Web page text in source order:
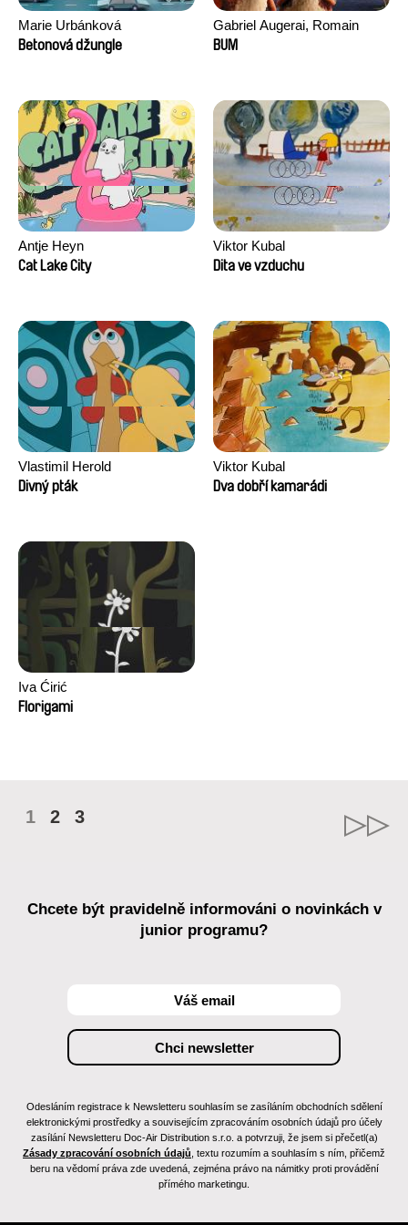
Marie Urbánková
Betonová džungle
Gabriel Augerai, Romain
Augier, Laurie Pereira De
BUM
Antje Heyn
Cat Lake City
Viktor Kubal
Dita ve vzduchu
Vlastimil Herold
Divný pták
Viktor Kubal
Dva dobří kamarádi
Iva Ćirić
Florigami
1 2 3
Chcete být pravidelně informováni o novinkách v
junior programu?
Odesláním registrace k Newsletteru souhlasím se zasíláním obchodních sdělení
elektronickými prostředky a souvisejícím zpracováním osobních údajů pro účely
zasílání Newsletteru Doc-Air Distribution s.r.o. a potvrzuji, že jsem si přečetl(a)
Zásady zpracování osobních údajů , textu rozumím a souhlasím s ním, přičemž
beru na vědomí práva zde uvedená, zejména právo na námitky proti provádění
přímého marketingu.